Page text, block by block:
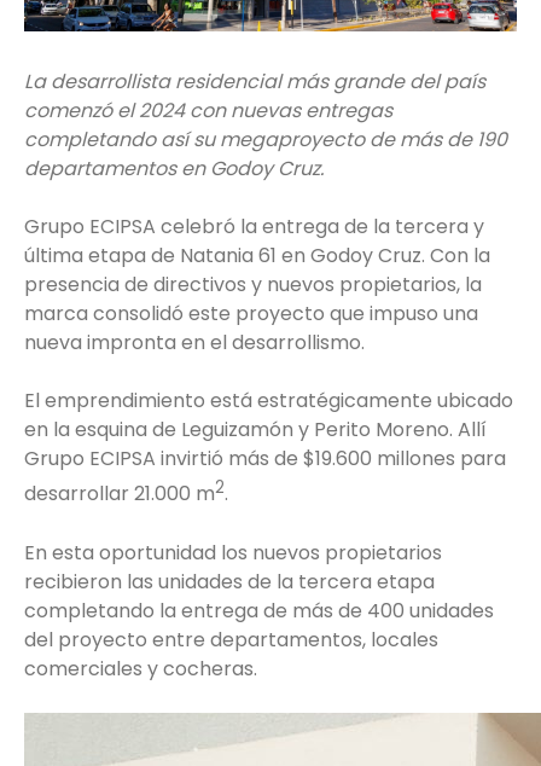
La desarrollista residencial más grande del país
comenzó el 2024 con nuevas entregas
completando así su megaproyecto de más de 190
departamentos en Godoy Cruz.
Grupo ECIPSA celebró la entrega de la tercera y
última etapa de Natania 61 en Godoy Cruz. Con la
presencia de directivos y nuevos propietarios, la
marca consolidó este proyecto que impuso una
nueva impronta en el desarrollismo.
El emprendimiento está estratégicamente ubicado
en la esquina de Leguizamón y Perito Moreno. Allí
Grupo ECIPSA invirtió más de $19.600 millones para
desarrollar 21.000 m2.
En esta oportunidad los nuevos propietarios
recibieron las unidades de la tercera etapa
completando la entrega de más de 400 unidades
del proyecto entre departamentos, locales
comerciales y cocheras.